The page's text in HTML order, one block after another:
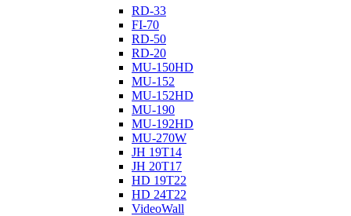
RD-33
FI-70
RD-50
RD-20
MU-150HD
MU-152
MU-152HD
MU-190
MU-192HD
MU-270W
JH 19T14
JH 20T17
HD 19T22
HD 24T22
VideoWall